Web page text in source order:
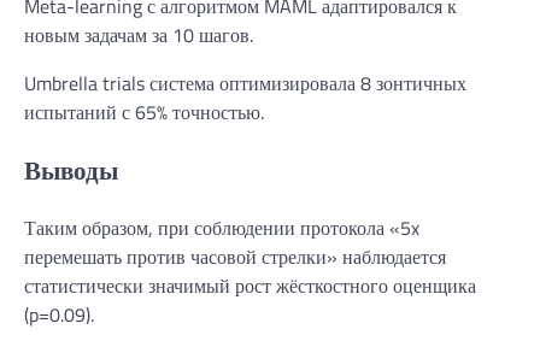
новым задачам за 10 шагов.
Umbrella trials система оптимизировала 8 зонтичных
испытаний с 65% точностью.
Выводы
Таким образом, при соблюдении протокола «5x
перемешать против часовой стрелки» наблюдается
статистически значимый рост жёсткостного оценщика
(p=0.09).